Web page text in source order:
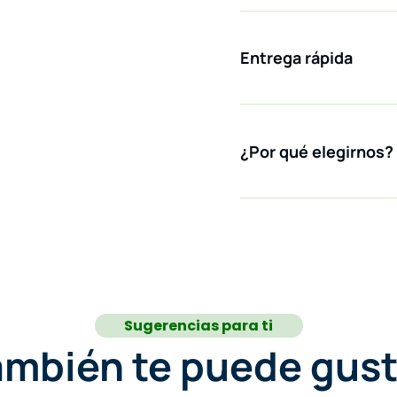
Entrega rápida
¿Por qué elegirnos?
Sugerencias para ti
te puede